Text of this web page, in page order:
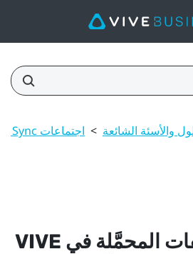
والأسئة الشائعة > اجتماعات VIVE Sync
المحمَّلة في VIVE